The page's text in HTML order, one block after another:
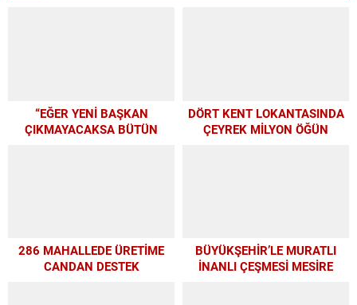
“EĞER YENİ BAŞKAN
ÇIKMAYACAKSA BÜTÜN
DÖRT KENT LOKANTASINDA
ÇEYREK MİLYON ÖĞÜN
286 MAHALLEDE ÜRETİME
CANDAN DESTEK
BÜYÜKŞEHİR’LE MURATLI
İNANLI ÇEŞMESİ MESİRE